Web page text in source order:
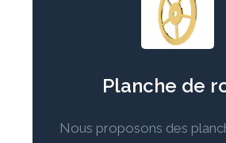
Planche de
Nous proposons des